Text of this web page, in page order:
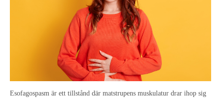
Esofagospasm är ett tillstånd där matstrupens muskulatur drar ihop sig